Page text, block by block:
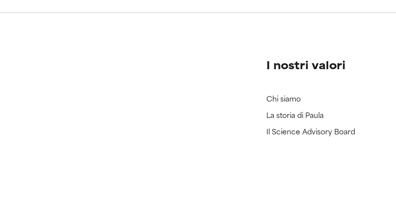
I nostri valori
Chi siamo
La storia di Paula
Il Science Advisory Board